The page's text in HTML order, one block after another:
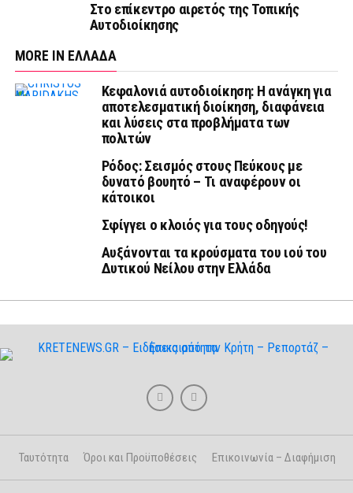
Στο επίκεντρο αιρετός της Τοπικής
Αυτοδιοίκησης
MORE IN ΕΛΛΑΔΑ
Κεφαλονιά αυτοδιοίκηση: Η ανάγκη για
αποτελεσματική διοίκηση, διαφάνεια
και λύσεις στα προβλήματα των
πολιτών
Ρόδος: Σεισμός στους Πεύκους με
δυνατό βουητό – Τι αναφέρουν οι
κάτοικοι
Σφίγγει ο κλοιός για τους οδηγούς!
Αυξάνονται τα κρούσματα του ιού του
Δυτικού Νείλου στην Ελλάδα
Ταυτότητα Όροι και Προϋποθέσεις Επικοινωνία – Διαφήμιση